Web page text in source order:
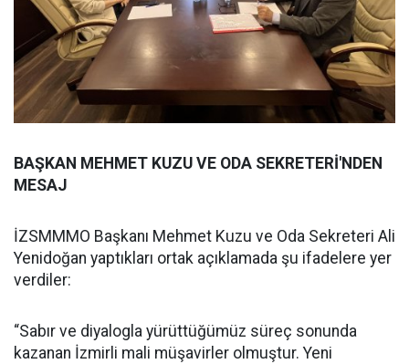
BAŞKAN MEHMET KUZU VE ODA SEKRETERİ'NDEN
MESAJ
İZSMMMO Başkanı Mehmet Kuzu ve Oda Sekreteri Ali
Yenidoğan yaptıkları ortak açıklamada şu ifadelere yer
verdiler:
“Sabır ve diyalogla yürüttüğümüz süreç sonunda
kazanan İzmirli mali müşavirler olmuştur. Yeni